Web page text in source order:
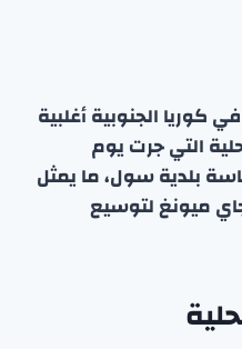
كوريا الجنوبية أغلبية
التي جرت يوم
بلدية سول، ما يمثل
ميونغ لتوسيع